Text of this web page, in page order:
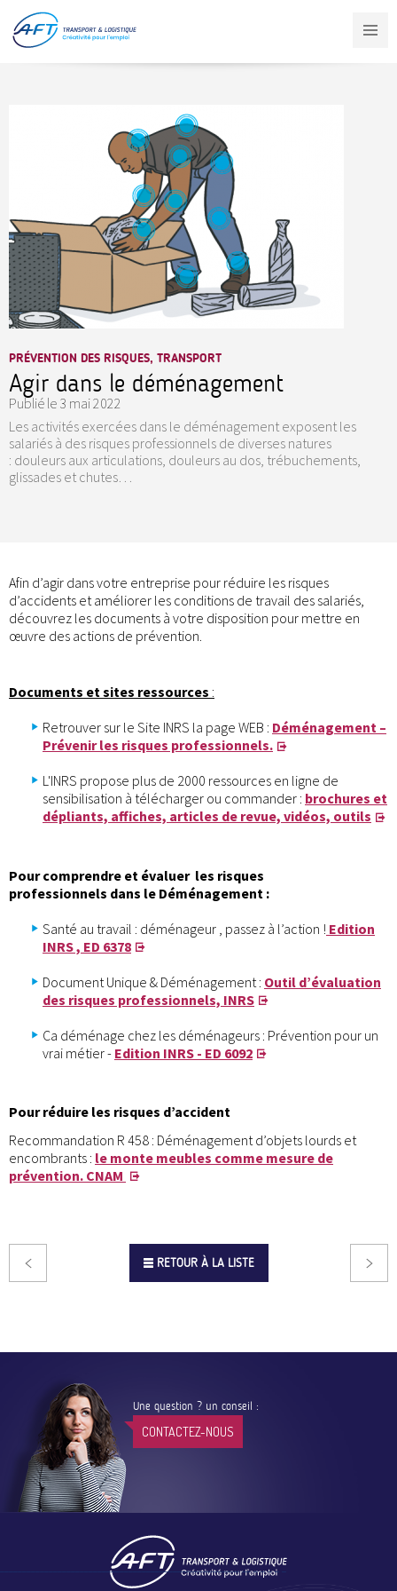
contenu
principal
PRÉVENTION DES RISQUES, TRANSPORT
Agir dans le déménagement
Publié le 3 mai 2022
Les activités exercées dans le déménagement exposent les
salariés à des risques professionnels de diverses natures
: douleurs aux articulations, douleurs au dos, trébuchements,
glissades et chutes…
Afin d’agir dans votre entreprise pour réduire les risques
d’accidents et améliorer les conditions de travail des salariés,
découvrez les documents à votre disposition pour mettre en
œuvre des actions de prévention.
Documents et sites ressources :
Retrouver sur le Site INRS la page WEB : Déménagement –
Prévenir les risques professionnels.
L'INRS propose plus de 2000 ressources en ligne de
sensibilisation à télécharger ou commander : brochures et
dépliants, affiches, articles de revue, vidéos, outils
Pour comprendre et évaluer les risques
professionnels dans le Déménagement :
Santé au travail : déménageur , passez à l’action ! Edition
INRS , ED 6378
Document Unique & Déménagement : Outil d’évaluation
des risques professionnels, INRS
Ca déménage chez les déménageurs : Prévention pour un
vrai métier - Edition INRS - ED 6092
Pour réduire les risques d’accident
Recommandation R 458 : Déménagement d’objets lourds et
encombrants : le monte meubles comme mesure de
prévention. CNAM
RETOUR À LA LISTE
Une question ? un conseil :
CONTACTEZ-NOUS